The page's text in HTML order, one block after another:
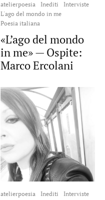
atelierpoesia Inediti
Interviste
L'ago del mondo in me
Poesia italiana
«L’ago del mondo
in me» — Ospite:
Marco Ercolani
atelierpoesia Inediti
Interviste